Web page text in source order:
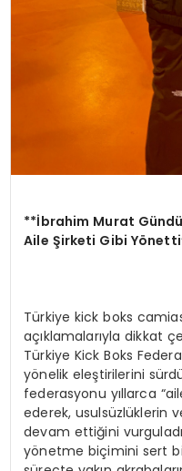
**İbrahim Murat
Aile Şirketi Gibi
Türkiye kick boks
açıklamalarıyla dikkat
Türkiye Kick Boks
yönelik eleştirilerini
federasyonu yıllarca
ederek, usulsüzlüklerin
devam ettiğini
yönetme biçimini sert